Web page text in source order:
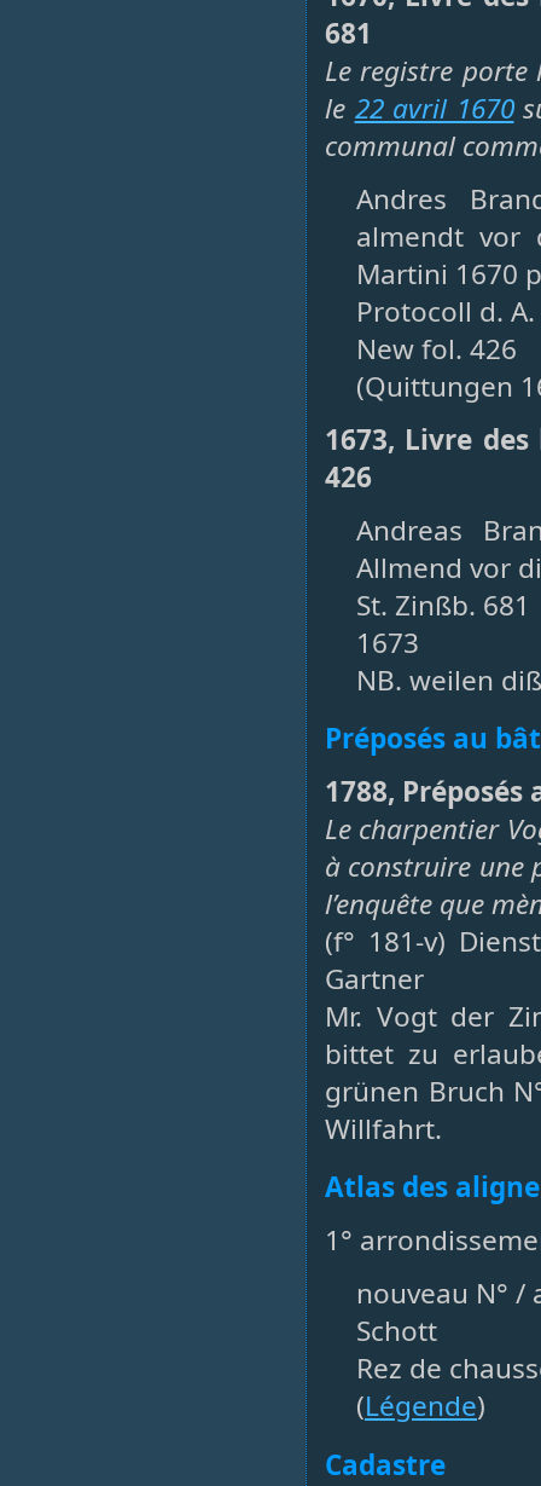
681
Le registre
le 22 avril 1670
communal
Andres
almendt vor
Martini 1670
Protocoll d.
New fol. 426
(Quittungen
1673, Livre
426
Andreas
Allmend vor
St. Zinßb. 681
1673
NB. weilen
Préposés au
1788,
Le charpentier
à construire une
l’enquête que
(f° 181-v)
Gartner
Mr. Vogt der
bittet zu
grünen Bruch
Willfahrt.
Atlas des
1°
nouveau N° /
Schott
Rez de
(Légende)
Cadastre